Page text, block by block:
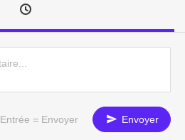
Entrée = Envoyer Envoyer